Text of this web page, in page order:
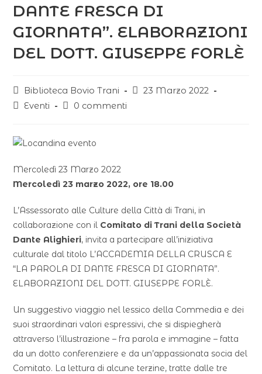
DANTE FRESCA DI
GIORNATA”. ELABORAZIONI
DEL DOTT. GIUSEPPE FORLÈ
Biblioteca Bovio Trani
23 Marzo 2022
Eventi
0 commenti
Mercoledì 23 Marzo 2022
Mercoledì 23 marzo 2022, ore 18.00
L’Assessorato alle Culture della Città di Trani, in
collaborazione con il Comitato di Trani della Società
Dante Alighieri, invita a partecipare all’iniziativa
culturale dal titolo L’ACCADEMIA DELLA CRUSCA E
“LA PAROLA DI DANTE FRESCA DI GIORNATA”.
ELABORAZIONI DEL DOTT. GIUSEPPE FORLÈ.
Un suggestivo viaggio nel lessico della Commedia e dei
suoi straordinari valori espressivi, che si dispiegherà
attraverso l’illustrazione – fra parola e immagine – fatta
da un dotto conferenziere e da un’appassionata socia del
Comitato. La lettura di alcune terzine, tratte dalle tre